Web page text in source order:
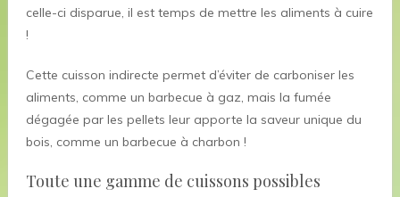
celle-ci disparue, il est temps de mettre les aliments à cuire
!
Cette cuisson indirecte permet d’éviter de carboniser les
aliments, comme un barbecue à gaz, mais la fumée
dégagée par les pellets leur apporte la saveur unique du
bois, comme un barbecue à charbon !
Toute une gamme de cuissons possibles